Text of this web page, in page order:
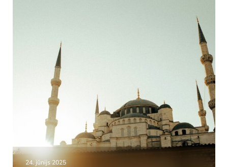
24. jūnijs 2025